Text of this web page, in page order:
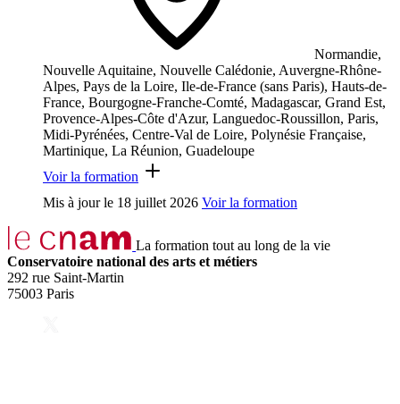
Normandie,
Nouvelle Aquitaine, Nouvelle Calédonie, Auvergne-Rhône-
Alpes, Pays de la Loire, Ile-de-France (sans Paris), Hauts-de-
France, Bourgogne-Franche-Comté, Madagascar, Grand Est,
Provence-Alpes-Côte d'Azur, Languedoc-Roussillon, Paris,
Midi-Pyrénées, Centre-Val de Loire, Polynésie Française,
Martinique, La Réunion, Guadeloupe
Voir la formation
Mis à jour le 18 juillet 2026 Voir la formation
La formation tout au long de la vie
Conservatoire national des arts et métiers
292 rue Saint-Martin
75003 Paris